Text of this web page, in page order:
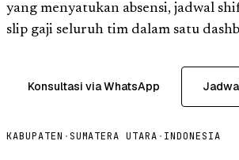
yang menyatukan absensi, jadwal
slip gaji seluruh tim dalam satu
Konsultasi via WhatsApp
KABUPATEN · SUMATERA UTARA · INDONESIA